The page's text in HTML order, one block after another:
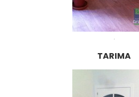
.
TARIMA